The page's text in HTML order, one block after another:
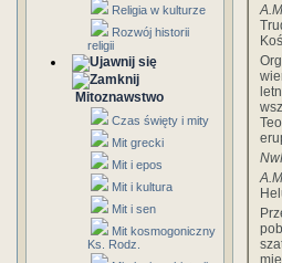
Religia w kulturze
Rozwój historii
religii
Mitoznawstwo
Czas święty i mity
Mit grecki
Mit i epos
Mit i kultura
Mit i sen
Mit kosmogoniczny
Ks. Rodz.